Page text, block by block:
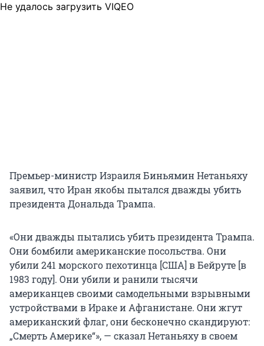
Не удалось загрузить VIQEO
Премьер-министр Израиля Биньямин Нетаньяху
заявил, что Иран якобы пытался дважды убить
президента Дональда Трампа.
«Они дважды пытались убить президента Трампа.
Они бомбили американские посольства. Они
убили 241 морского пехотинца [США] в Бейруте [в
1983 году]. Они убили и ранили тысячи
американцев своими самодельными взрывными
устройствами в Ираке и Афганистане. Они жгут
американский флаг, они бесконечно скандируют:
„Смерть Америке“», — сказал Нетаньяху в своем